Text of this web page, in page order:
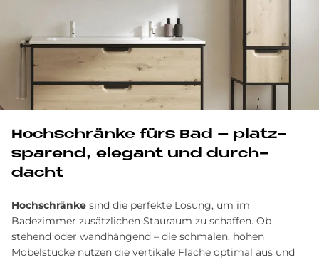
Hoch­schrän­ke fürs Bad – platz­
spa­rend, ele­gant und durch­
dacht
Hochschränke sind die perfekte Lösung, um im
Badezimmer zusätzlichen Stauraum zu schaffen. Ob
stehend oder wandhängend – die schmalen, hohen
Möbelstücke nutzen die vertikale Fläche optimal aus und